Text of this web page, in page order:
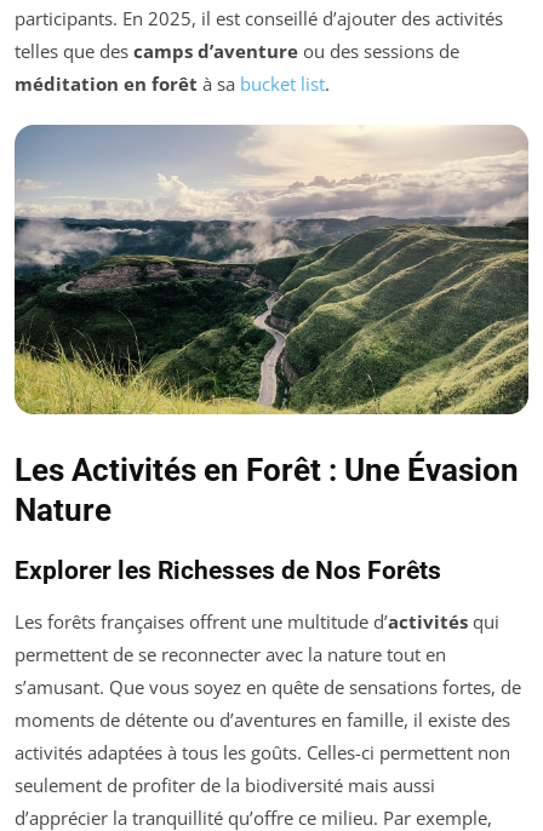
participants. En 2025, il est conseillé d’ajouter des activités
telles que des camps d’aventure ou des sessions de
méditation en forêt à sa bucket list.
Les Activités en Forêt : Une Évasion
Nature
Explorer les Richesses de Nos Forêts
Les forêts françaises offrent une multitude d’activités qui
permettent de se reconnecter avec la nature tout en
s’amusant. Que vous soyez en quête de sensations fortes, de
moments de détente ou d’aventures en famille, il existe des
activités adaptées à tous les goûts. Celles-ci permettent non
seulement de profiter de la biodiversité mais aussi
d’apprécier la tranquillité qu’offre ce milieu. Par exemple,